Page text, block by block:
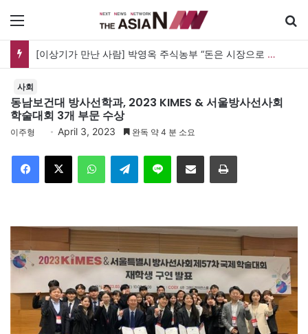
[이상기가 만난 사람] 박영옥 주식농부 “돈은 시장으로 갔지만, 투자는 사라지고 거래만 남았다”
사회
동남보건대 방사선학과, 2023 KIMES & 서울방사선사회
학술대회 3개 부문 수상
이주형 April 3, 2023 완독 약 4 분 소요
Telegram 이메일